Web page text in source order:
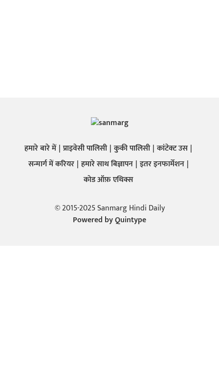
हमारे बारे में प्राइवेसी पालिसी कुकी पालिसी कांटेक्ट उस
सन्मार्ग में करियर हमारे साथ बिज्ञापन इतर इनफार्मेशन
कोड ऑफ़ एथिक्स
© 2015-2025 Sanmarg Hindi Daily
Powered byQuintype